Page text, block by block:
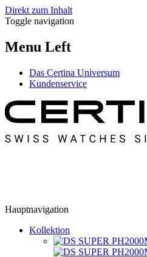
Direkt zum Inhalt
Toggle navigation
Menu Left
Das Certina Universum
Kundenservice
Hauptnavigation
Kollektion